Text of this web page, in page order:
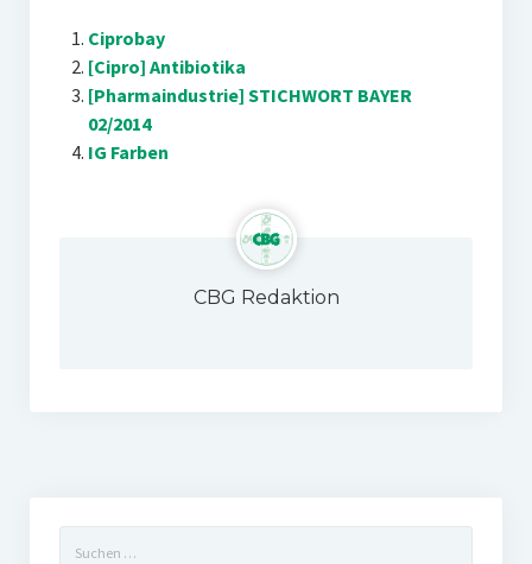
Ciprobay
[Cipro] Antibiotika
[Pharmaindustrie] STICHWORT BAYER
02/2014
IG Farben
CBG Redaktion